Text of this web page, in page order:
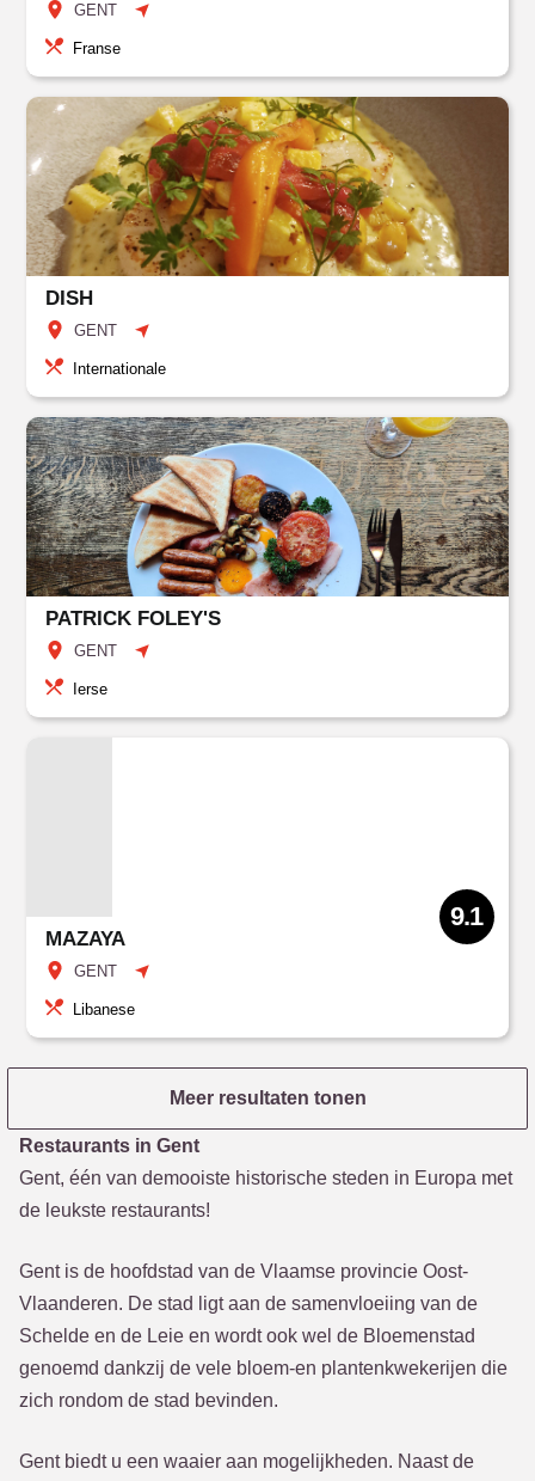
GENT
Franse
DISH
GENT
Internationale
PATRICK FOLEY'S
GENT
Ierse
MAZAYA
GENT
9.1
Libanese
Meer resultaten tonen
Restaurants in Gent
Gent, één van demooiste historische steden in Europa met
de leukste restaurants!
Gent is de hoofdstad van de Vlaamse provincie Oost-
Vlaanderen. De stad ligt aan de samenvloeiing van de
Schelde en de Leie en wordt ook wel de Bloemenstad
genoemd dankzij de vele bloem-en plantenkwekerijen die
zich rondom de stad bevinden.
Gent biedt u een waaier aan mogelijkheden. Naast de